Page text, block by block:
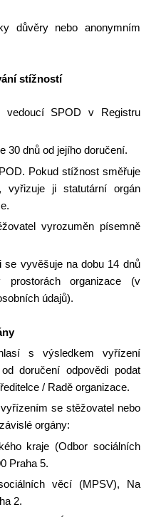
nebo anonymním
stížností
vedoucí SPOD v Registru
30 dnů od jejího doručení.
Pokud stížnost směřuje
vyřizuje ji statutární orgán
vyrozuměn písemně
vyvěšuje na dobu 14 dnů
organizace (v
údajů).
s výsledkem vyřízení
doručení odpovědi podat
/ Radě organizace.
se stěžovatel nebo
orgány:
kraje (Odbor sociálních
Praha 5.
věcí (MPSV), Na
2.